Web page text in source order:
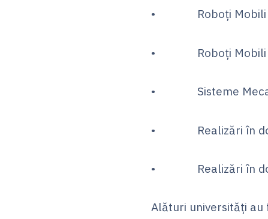
• Roboți Mobili –
• Roboți Mobili –
• Sisteme
• Realizări în
• Realizări în
Alături universităţi au